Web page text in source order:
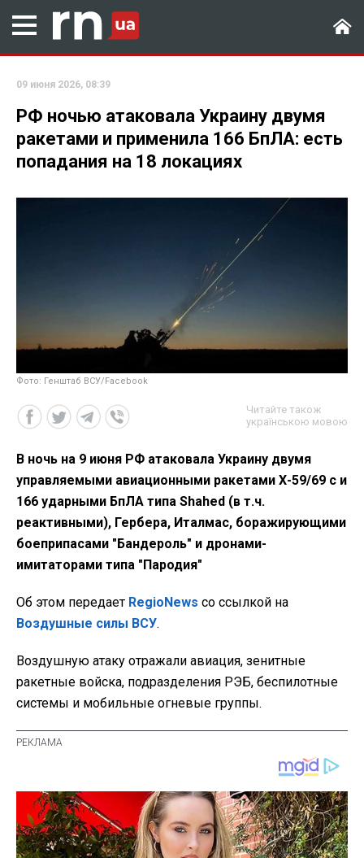
09 июня 2026, 08:39
РФ ночью атаковала Украину двумя
ракетами и применила 166 БпЛА: есть
попадания на 18 локациях
Фото: Генштаб ВСУ/Facebook
Читайте також
українською мовою
В ночь на 9 июня РФ атаковала Украину двумя
управляемыми авиационными ракетами Х-59/69 с и
166 ударными БпЛА типа Shahed (в т.ч.
реактивными), Гербера, Италмас, боражирующими
боеприпасами "Бандероль" и дронами-
имитаторами типа "Пародия"
Об этом передает RegioNews со ссылкой на
Воздушные силы ВСУ.
Воздушную атаку отражали авиация, зенитные
ракетные войска, подразделения РЭБ, беспилотные
системы и мобильные огневые группы.